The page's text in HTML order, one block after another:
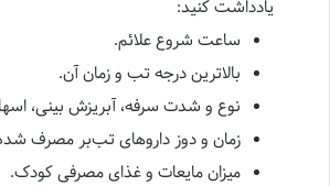
یادداشت کنید:
ساعت شروع علائم.
بالاترین درجه تب و زمان آن.
نوع و شدت سرفه، آبریزش بینی،
زمان و دوز داروهای تب‌بر مصرف
میزان مایعات و غذای مصرفی کودک.